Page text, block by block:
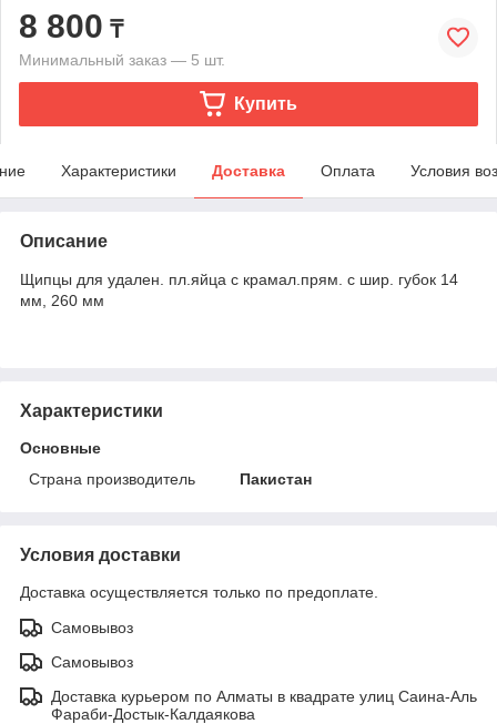
8 800 ₸
Минимальный заказ — 5 шт.
Купить
Характеристики Доставка Оплата Условия
Описание
Щипцы для удален. пл.яйца с крамал.прям. с шир. губок 14
мм, 260 мм
Характеристики
Основные
Страна производитель
Пакистан
Условия доставки
Доставка осуществляется только по предоплате.
Самовывоз
Самовывоз
Доставка курьером по Алматы в квадрате улиц Саина-Аль
Фараби-Достык-Калдаякова